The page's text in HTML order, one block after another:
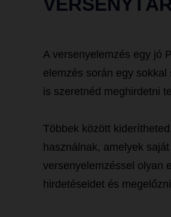
A versenyelemzés egy jó
elemzés során egy
is szeretnéd meghirdetni
Többek között
használnak, amelyek
versenyelemzéssel olyan
hirdetéseidet és